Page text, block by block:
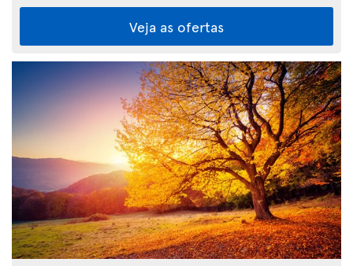
Veja as ofertas